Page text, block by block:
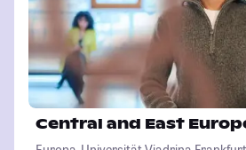
Central and East